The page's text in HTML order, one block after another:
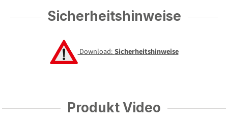
Sicherheitshinweise
Download:Sicherheitshinweise
Produkt Video